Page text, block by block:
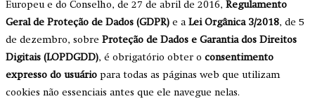
Europeu e do Conselho, de 27 de abril de 2016, Regulamento
Geral de Proteção de Dados (GDPR) e a Lei Orgânica 3/2018, de 5
de dezembro, sobre Proteção de Dados e Garantia dos Direitos
Digitais (LOPDGDD), é obrigatório obter o consentimento
expresso do usuário para todas as páginas web que utilizam
cookies não essenciais antes que ele navegue nelas.